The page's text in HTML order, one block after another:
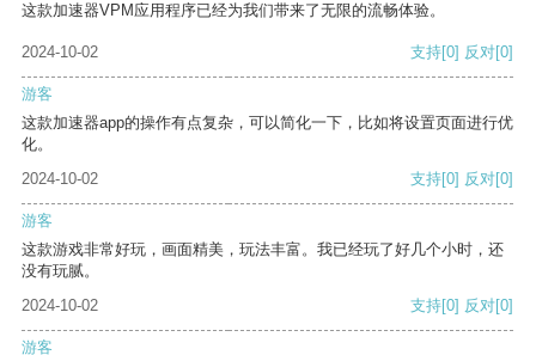
这款加速器VPM应用程序已经为我们带来了无限的流畅体验。
2024-10-02 支持[0] 反对[0]
游客
这款加速器app的操作有点复杂，可以简化一下，比如将设置页面进行优
化。
2024-10-02
支持[0] 反对[0]
游客
这款游戏非常好玩，画面精美，玩法丰富。我已经玩了好几个小时，还
没有玩腻。
2024-10-02
支持[0] 反对[0]
游客